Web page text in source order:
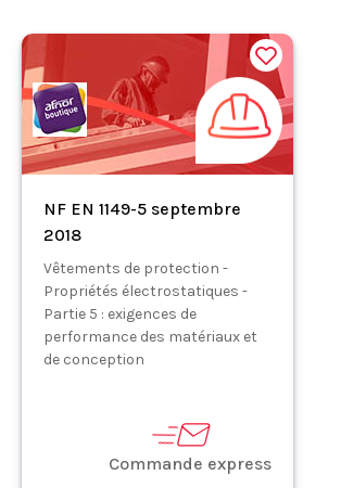
NF EN 1149-5 septembre
2018
Vêtements de protection -
Propriétés électrostatiques -
Partie 5 : exigences de
performance des matériaux et
de conception
Commande express